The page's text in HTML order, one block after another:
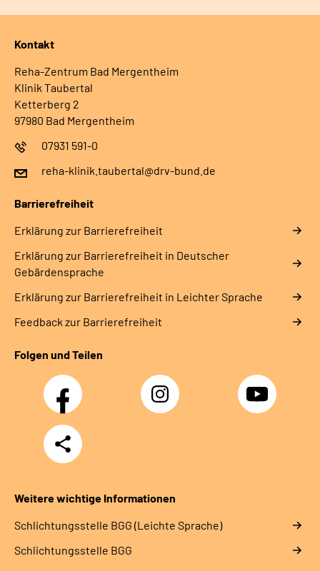
Kontakt
Reha-Zentrum Bad Mergentheim
Klinik Taubertal
Ketterberg 2
97980 Bad Mergentheim
07931 591-0
reha-klinik.taubertal@drv-bund.de
Barrierefreiheit
Erklärung zur Barrierefreiheit
Erklärung zur Barrierefreiheit in Deutscher
Gebärdensprache
Erklärung zur Barrierefreiheit in Leichter Sprache
Feedback zur Barrierefreiheit
Folgen und Teilen
Facebook Instagram YouTube
Teilen
Weitere wichtige Informationen
Schlich­tungs­stel­le BGG (Leichte Sprache)
Schlich­tungs­stel­le BGG